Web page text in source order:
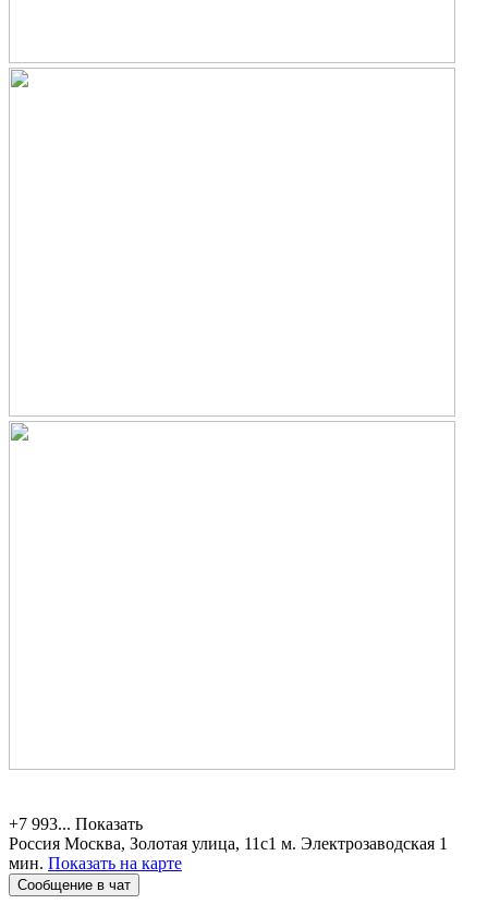
+7 993... Показать
Россия Москва, Золотая улица, 11с1 м. Электрозаводская 1
мин. Показать на карте
Сообщение в чат